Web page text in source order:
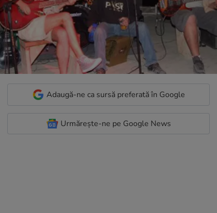
Adaugă-ne ca sursă preferată în Google
Urmărește-ne pe Google News